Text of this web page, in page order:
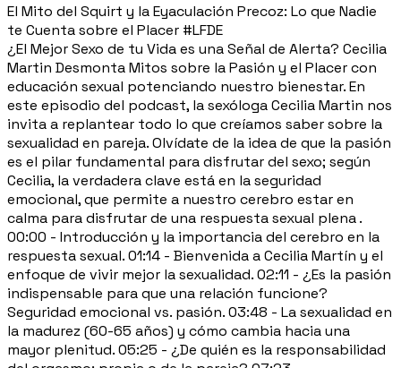
El Mito del Squirt y la Eyaculación Precoz: Lo que Nadie
te Cuenta sobre el Placer #LFDE
¿El Mejor Sexo de tu Vida es una Señal de Alerta? Cecilia
Martin Desmonta Mitos sobre la Pasión y el Placer con
educación sexual potenciando nuestro bienestar. En
este episodio del podcast, la sexóloga Cecilia Martin nos
invita a replantear todo lo que creíamos saber sobre la
sexualidad en pareja. Olvídate de la idea de que la pasión
es el pilar fundamental para disfrutar del sexo; según
Cecilia, la verdadera clave está en la seguridad
emocional, que permite a nuestro cerebro estar en
calma para disfrutar de una respuesta sexual plena .
00:00 - Introducción y la importancia del cerebro en la
respuesta sexual. 01:14 - Bienvenida a Cecilia Martín y el
enfoque de vivir mejor la sexualidad. 02:11 - ¿Es la pasión
indispensable para que una relación funcione?
Seguridad emocional vs. pasión. 03:48 - La sexualidad en
la madurez (60-65 años) y cómo cambia hacia una
mayor plenitud. 05:25 - ¿De quién es la responsabilidad